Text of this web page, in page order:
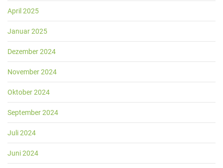
April 2025
Januar 2025
Dezember 2024
November 2024
Oktober 2024
September 2024
Juli 2024
Juni 2024